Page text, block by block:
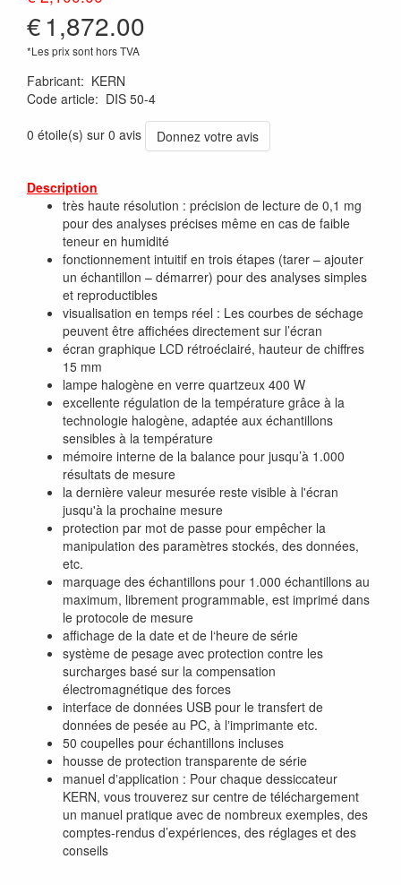
€1,872.00
*Les prix sont hors TVA
Fabricant: KERN
Code article: DIS 50-4
0 étoile(s) sur 0 avis
Donnez votre avis
Description
très haute résolution : précision de lecture de 0,1 mg
pour des analyses précises même en cas de faible
teneur en humidité
fonctionnement intuitif en trois étapes (tarer – ajouter
un échantillon – démarrer) pour des analyses simples
et reproductibles
visualisation en temps réel : Les courbes de séchage
peuvent être affichées directement sur l’écran
écran graphique LCD rétroéclairé, hauteur de chiffres
15 mm
lampe halogène en verre quartzeux 400 W
excellente régulation de la température grâce à la
technologie halogène, adaptée aux échantillons
sensibles à la température
mémoire interne de la balance pour jusqu’à 1.000
résultats de mesure
la dernière valeur mesurée reste visible à l'écran
jusqu'à la prochaine mesure
protection par mot de passe pour empêcher la
manipulation des paramètres stockés, des données,
etc.
marquage des échantillons pour 1.000 échantillons au
maximum, librement programmable, est imprimé dans
le protocole de mesure
affichage de la date et de l‘heure de série
système de pesage avec protection contre les
surcharges basé sur la compensation
électromagnétique des forces
interface de données USB pour le transfert de
données de pesée au PC, à lʼimprimante etc.
50 coupelles pour échantillons incluses
housse de protection transparente de série
manuel dʼapplication : Pour chaque dessiccateur
KERN, vous trouverez sur centre de téléchargement
un manuel pratique avec de nombreux exemples, des
comptes-rendus d’expériences, des réglages et des
conseils